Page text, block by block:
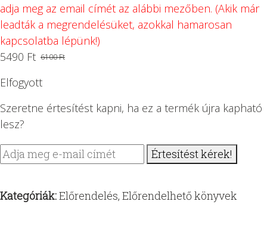
adja meg az email címét az alábbi mezőben. (Akik már
leadták a megrendelésüket, azokkal hamarosan
kapcsolatba lépünk!)
6100Ft
Original
price
6100 Ft.
5490 Ft
Current
price
5490 Ft.
Elfogyott
Szeretne értesítést kapni, ha ez a termék újra kapható
lesz?
Értesítést kérek!
Kategóriák:Előrendelés, Előrendelhető könyvek